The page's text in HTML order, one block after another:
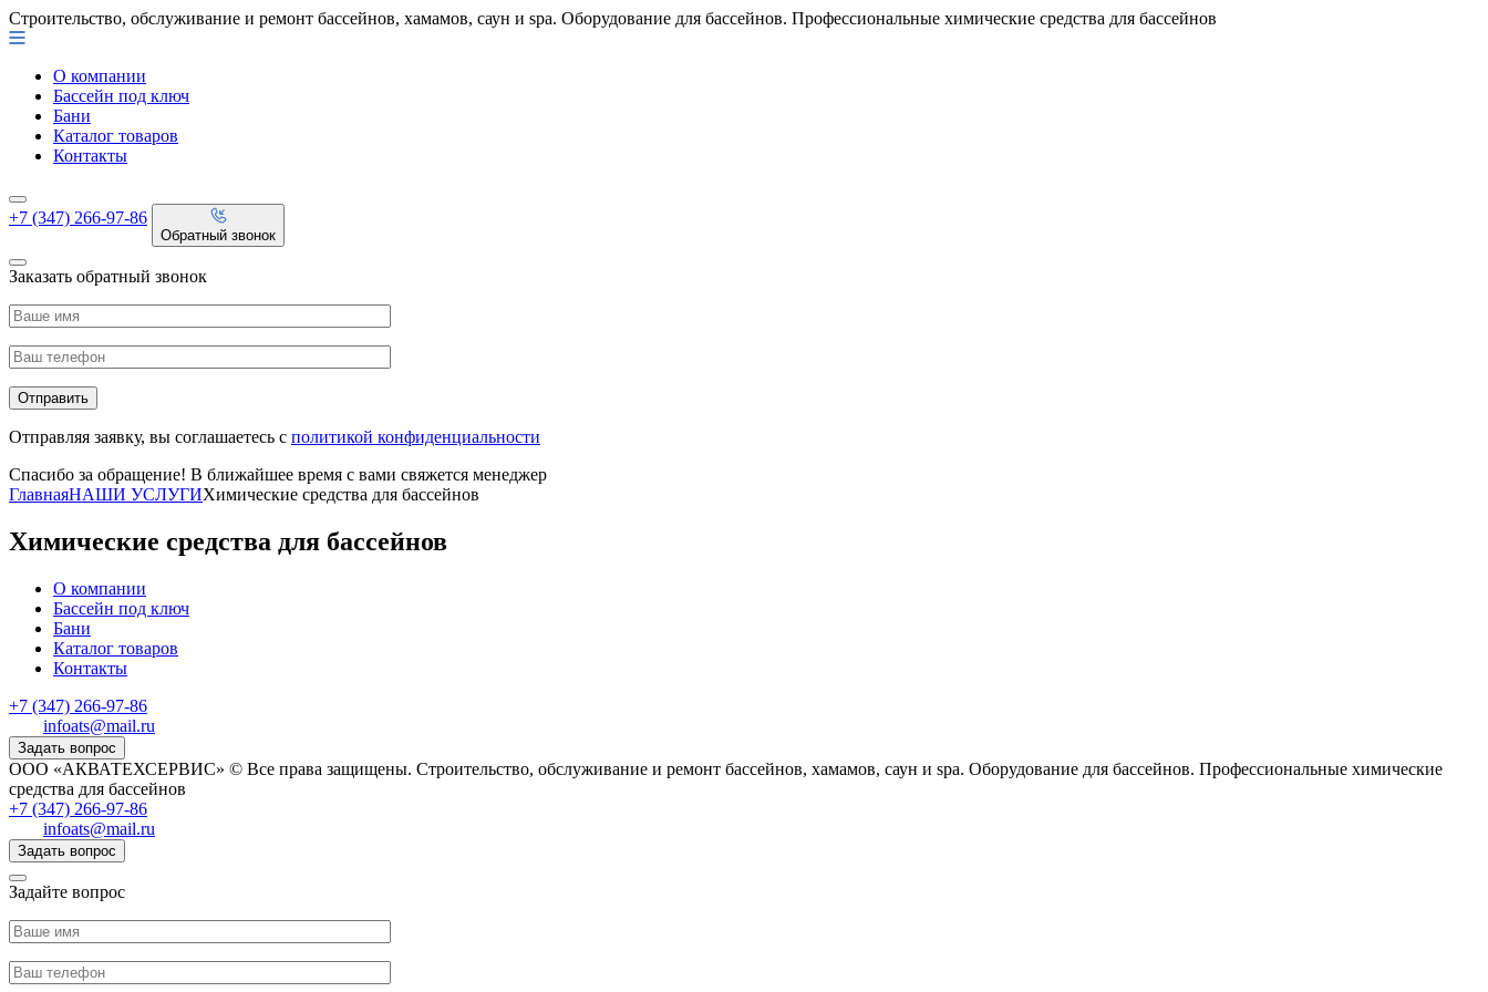
Строительство, обслуживание и ремонт бассейнов, хамамов, саун и spa. Оборудование для бассейнов. Профессиональные химические средства для бассейнов
О компании
Бассейн под ключ
Бани
Каталог товаров
Контакты
+7 (347) 266-97-86
Обратный звонок
Заказать обратный звонок
Отправляя заявку, вы соглашаетесь с политикой конфиденциальности
Спасибо за обращение! В ближайшее время с вами свяжется менеджер
ГлавнаяНАШИ УСЛУГИХимические средства для бассейнов
Химические средства для бассейнов
О компании
Бассейн под ключ
Бани
Каталог товаров
Контакты
+7 (347) 266-97-86
infoats@mail.ru
Задать вопрос
ООО «АКВАТЕХСЕРВИС» © Все права защищены. Строительство, обслуживание и ремонт бассейнов, хамамов, саун и spa. Оборудование для бассейнов. Профессиональные химические
средства для бассейнов
+7 (347) 266-97-86
infoats@mail.ru
Задать вопрос
Задайте вопрос